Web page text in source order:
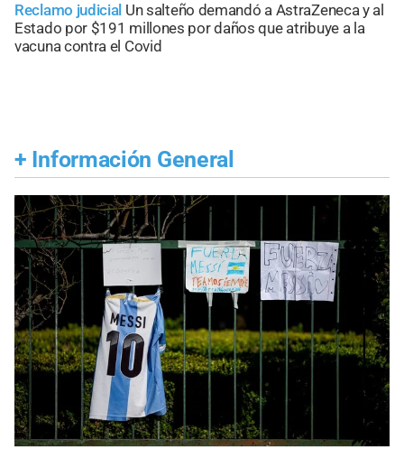
Reclamo judicial Un salteño demandó a AstraZeneca y al
Estado por $191 millones por daños que atribuye a la
vacuna contra el Covid
+ Información General